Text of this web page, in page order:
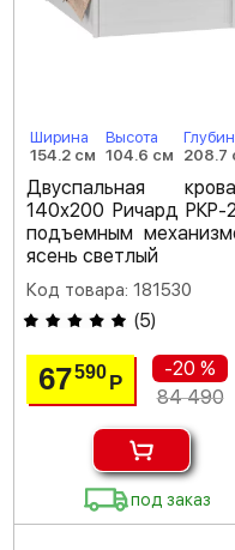
Ширина
154.2 см
Высота
104.6 см
208.7
Двуспальная
140х200 Ричард РКР-
подъемным
ясень светлый
Код товара: 181530
(5)
67590Р
-20 %
84 490
под заказ